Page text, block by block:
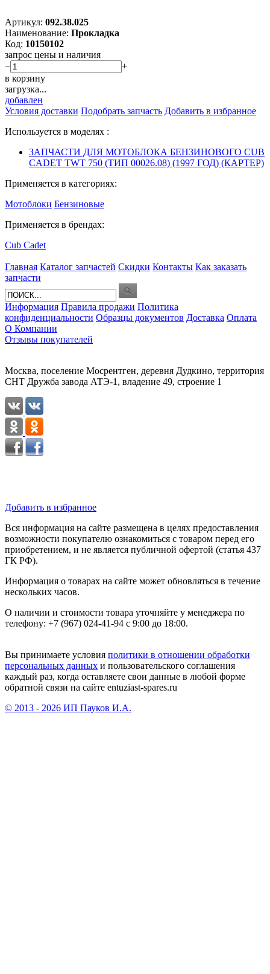
Артикул: 092.38.025
Наименование: Прокладка
Код: 10150102
запрос цены и наличия
−
+
в корзину
загрузка...
добавлен
Условия доставки Подобрать запчасть Добавить в избранное
Используется в моделях :
ЗАПЧАСТИ ДЛЯ МОТОБЛОКА БЕНЗИНОВОГО CUB
CADET TWT 750 (ТИП 00026.08) (1997 ГОД) (КАРТЕР)
Применяется в категориях:
Мотоблоки Бензиновые
Применяется в брендах:
Cub Cadet
Главная Каталог запчастей Скидки Контакты Как заказать
запчасти
Информация Правила продажи Политика
конфиденциальности Образцы документов Доставка Оплата
О Компании
Отзывы покупателей
Москва, поселение Мосрентген, деревня Дудкино, территория
СНТ Дружба завода АТЭ-1, владение 49, строение 1
Добавить в избранное
Вся информация на сайте размещена в целях предоставления
возможности покупателю ознакомиться с товаром перед его
приобретением, и не является публичной офертой (статья 437
ГК РФ).
Информация о товарах на сайте может обновляться в течение
нескольких часов.
О наличии и стоимости товара уточняйте у менеджера по
телефону: +7 (967) 024-41-94 с 9:00 до 18:00.
Вы принимаете условия политики в отношении обработки
персональных данных и пользовательского соглашения
каждый раз, когда оставляете свои данные в любой форме
обратной связи на сайте entuziast-spares.ru
© 2013 - 2026 ИП Пауков И.А.